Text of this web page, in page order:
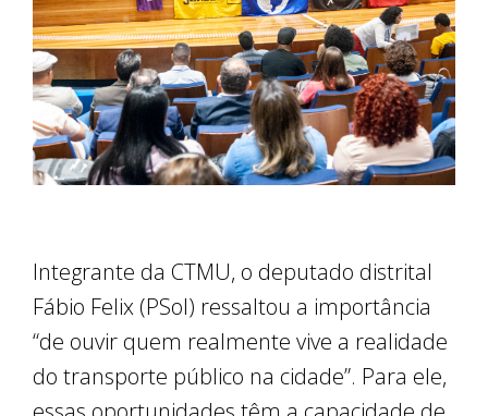
Integrante da CTMU, o deputado distrital
Fábio Felix (PSol) ressaltou a importância
“de ouvir quem realmente vive a realidade
do transporte público na cidade”. Para ele,